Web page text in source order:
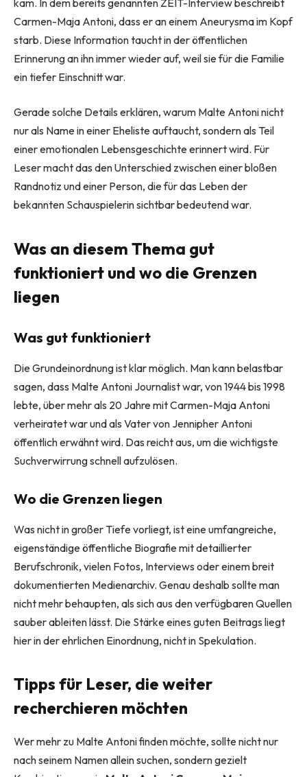
Carmen-Maja Antoni, dass er an einem Aneurysma im Kopf
starb. Diese Information taucht in der öffentlichen
Erinnerung an ihn immer wieder auf, weil sie für die Familie
ein tiefer Einschnitt war.
Gerade solche Details erklären, warum Malte Antoni nicht
nur als Name in einer Eheliste auftaucht, sondern als Teil
einer emotionalen Lebensgeschichte erinnert wird. Für
Leser macht das den Unterschied zwischen einer bloßen
Randnotiz und einer Person, die für das Leben der
bekannten Schauspielerin sichtbar bedeutend war.
Was an diesem Thema gut
funktioniert und wo die Grenzen
liegen
Was gut funktioniert
Die Grundeinordnung ist klar möglich. Man kann belastbar
sagen, dass Malte Antoni Journalist war, von 1944 bis 1998
lebte, über mehr als 20 Jahre mit Carmen-Maja Antoni
verheiratet war und als Vater von Jennipher Antoni
öffentlich erwähnt wird. Das reicht aus, um die wichtigste
Suchverwirrung schnell aufzulösen.
Wo die Grenzen liegen
Was nicht in großer Tiefe vorliegt, ist eine umfangreiche,
eigenständige öffentliche Biografie mit detaillierter
Berufschronik, vielen Fotos, Interviews oder einem breit
dokumentierten Medienarchiv. Genau deshalb sollte man
nicht mehr behaupten, als sich aus den verfügbaren Quellen
sauber ableiten lässt. Die Stärke eines guten Beitrags liegt
hier in der ehrlichen Einordnung, nicht in Spekulation.
Tipps für Leser, die weiter
recherchieren möchten
Wer mehr zu Malte Antoni finden möchte, sollte nicht nur
nach seinem Namen allein suchen, sondern gezielt